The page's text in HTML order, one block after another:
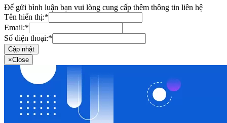
Để gửi bình luận bạn vui lòng cung cấp thêm thông tin liên hệ
Tên hiển thị:*
Email:*
Số điện thoại:*
Cập nhật
×Close